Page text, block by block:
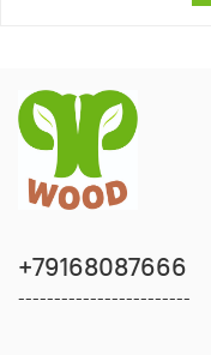
+79168087666
------------------------